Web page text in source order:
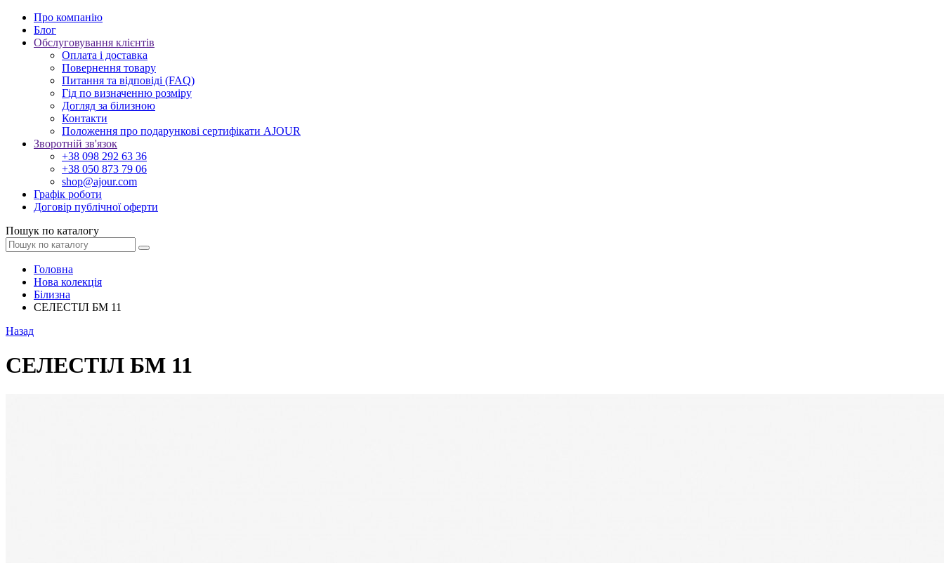
Про компанію
Блог
Обслуговування клієнтів
Оплата і доставка
Повернення товару
Питання та відповіді (FAQ)
Гід по визначенню розміру
Догляд за білизною
Контакти
Положення про подарункові сертифікати AJOUR
Зворотній зв'язок
+38 098 292 63 36
+38 050 873 79 06
shop@ajour.com
Графік роботи
Договір публічної оферти
Пошук по каталогу
Головна
Нова колекція
Білизна
СЕЛЕСТІЛ БМ 11
Назад
СЕЛЕСТІЛ БМ 11